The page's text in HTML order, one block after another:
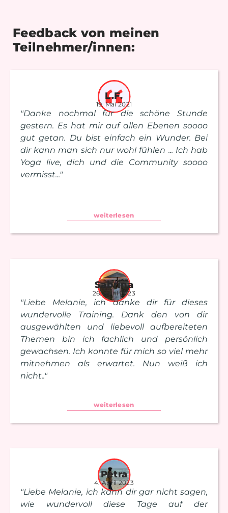
Feedback von meinen
Teilnehmer/innen:
L.F.
19. Mai 2021
"Danke nochmal für die schöne Stunde
gestern. Es hat mir auf allen Ebenen soooo
gut getan. Du bist einfach ein Wunder. Bei
dir kann man sich nur wohl fühlen ... Ich hab
Yoga live, dich und die Community soooo
vermisst..."
weiterlesen
Sabrina
26. April 2023
"Liebe Melanie, ich danke dir für dieses
wundervolle Training. Dank den von dir
ausgewählten und liebevoll aufbereiteten
Themen bin ich fachlich und persönlich
gewachsen. Ich konnte für mich so viel mehr
mitnehmen als erwartet. Nun weiß ich
nicht.."
weiterlesen
Petra
4. April 2023
"Liebe Melanie, ich kann dir gar nicht sagen,
wie wundervoll diese Tage auf der